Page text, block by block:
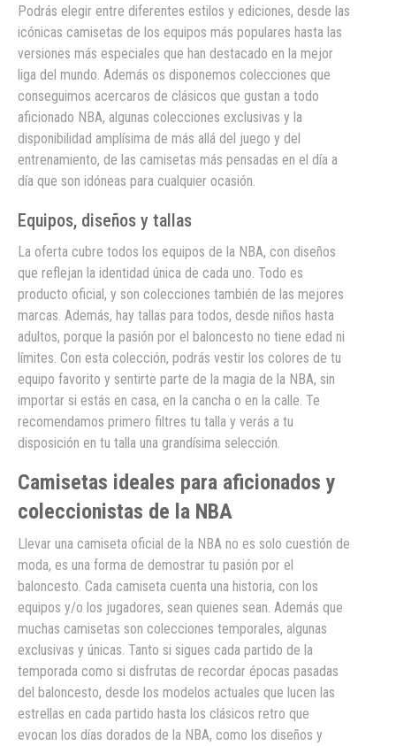
Podrás elegir entre diferentes estilos y ediciones, desde las
icónicas camisetas de los equipos más populares hasta las
versiones más especiales que han destacado en la mejor
liga del mundo. Además os disponemos colecciones que
conseguimos acercaros de clásicos que gustan a todo
aficionado NBA, algunas colecciones exclusivas y la
disponibilidad amplísima de más allá del juego y del
entrenamiento, de las camisetas más pensadas en el día a
día que son idóneas para cualquier ocasión.
Equipos, diseños y tallas
La oferta cubre todos los equipos de la NBA, con diseños
que reflejan la identidad única de cada uno. Todo es
producto oficial, y son colecciones también de las mejores
marcas. Además, hay tallas para todos, desde niños hasta
adultos, porque la pasión por el baloncesto no tiene edad ni
límites. Con esta colección, podrás vestir los colores de tu
equipo favorito y sentirte parte de la magia de la NBA, sin
importar si estás en casa, en la cancha o en la calle. Te
recomendamos primero filtres tu talla y verás a tu
disposición en tu talla una grandísima selección.
Camisetas ideales para aficionados y
coleccionistas de la NBA
Llevar una camiseta oficial de la NBA no es solo cuestión de
moda, es una forma de demostrar tu pasión por el
baloncesto. Cada camiseta cuenta una historia, con los
equipos y/o los jugadores, sean quienes sean. Además que
muchas camisetas son colecciones temporales, algunas
exclusivas y únicas. Tanto si sigues cada partido de la
temporada como si disfrutas de recordar épocas pasadas
del baloncesto, desde los modelos actuales que lucen las
estrellas en cada partido hasta los clásicos retro que
evocan los días dorados de la NBA, como los diseños y